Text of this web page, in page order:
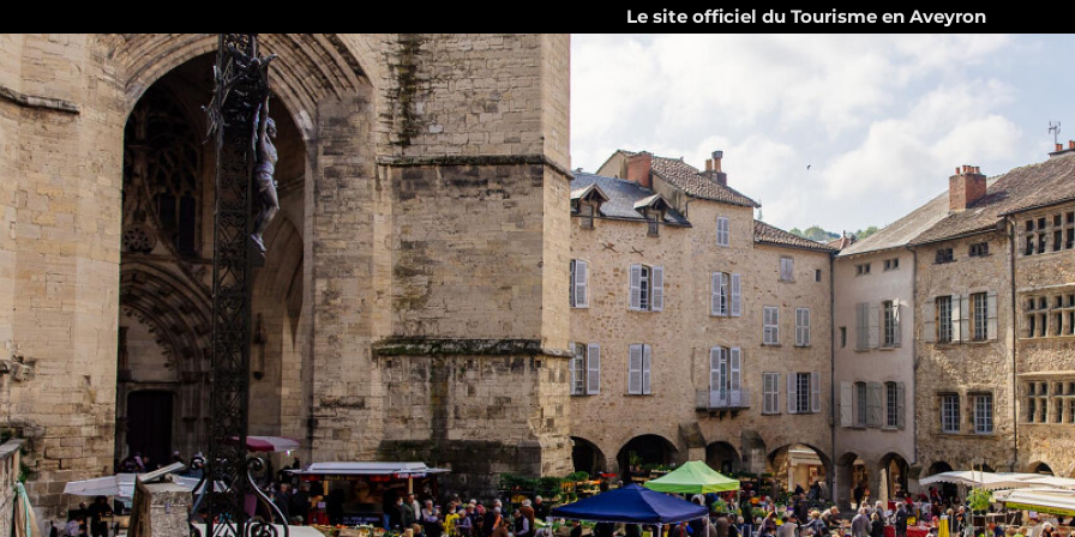
Le site officiel du Tourisme en Aveyron